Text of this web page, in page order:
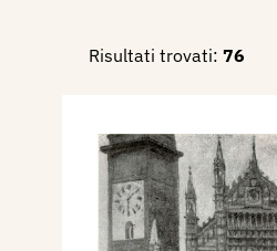
Risultati trovati: 76